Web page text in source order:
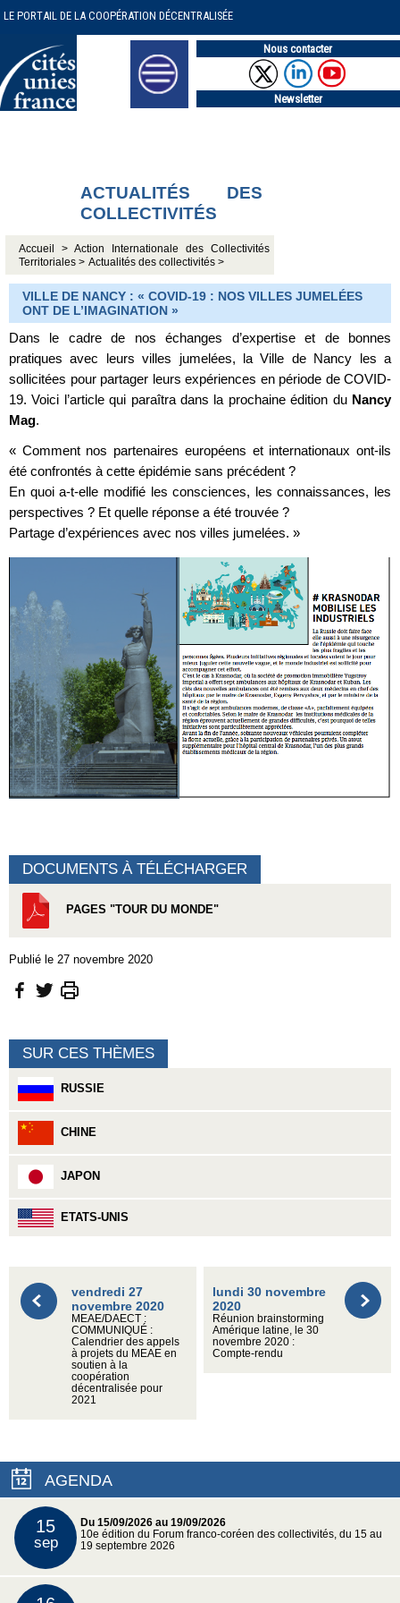
LE PORTAIL DE LA COOPÉRATION DÉCENTRALISÉE
Nous contacter
Newsletter
ACTUALITÉS DES
COLLECTIVITÉS
Accueil >Action Internationale des Collectivités
Territoriales > Actualités des collectivités >
VILLE DE NANCY : « COVID-19 : NOS VILLES JUMELÉES
ONT DE L’IMAGINATION »
Dans le cadre de nos échanges d’expertise et de bonnes
pratiques avec leurs villes jumelées, la Ville de Nancy les a
sollicitées pour partager leurs expériences en période de COVID-
19. Voici l’article qui paraîtra dans la prochaine édition du Nancy
Mag.
« Comment nos partenaires européens et internationaux ont-ils
été confrontés à cette épidémie sans précédent ?
En quoi a-t-elle modifié les consciences, les connaissances, les
perspectives ? Et quelle réponse a été trouvée ?
Partage d’expériences avec nos villes jumelées. »
DOCUMENTS À TÉLÉCHARGER
PAGES "TOUR DU MONDE"
Publié le 27 novembre 2020
SUR CES THÈMES
RUSSIE
CHINE
JAPON
ETATS-UNIS
vendredi 27
novembre 2020
MEAE/DAECT :
COMMUNIQUÉ :
Calendrier des appels
à projets du MEAE en
soutien à la
coopération
décentralisée pour
2021
lundi 30 novembre
2020
Réunion brainstorming
Amérique latine, le 30
novembre 2020 :
Compte-rendu
AGENDA
15
sep
Du 15/09/2026 au 19/09/2026
10e édition du Forum franco-coréen des collectivités, du 15 au
19 septembre 2026